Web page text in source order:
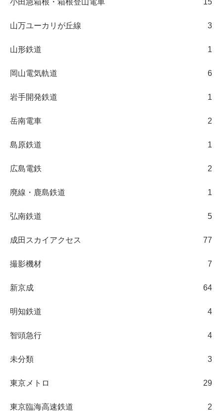
小田急箱根・箱根登山電車 15
山万ユーカリが丘線 3
山形鉄道 1
岡山電気軌道 6
岩手開発鉄道 1
岳南電車 2
島原鉄道 1
広島電鉄 2
廃線・鹿島鉄道 1
弘南鉄道 5
成田スカイアクセス 77
撮影機材 7
新京成 64
明知鉄道 4
智頭急行 4
未分類 3
東京メトロ 29
東京臨海高速鉄道 2